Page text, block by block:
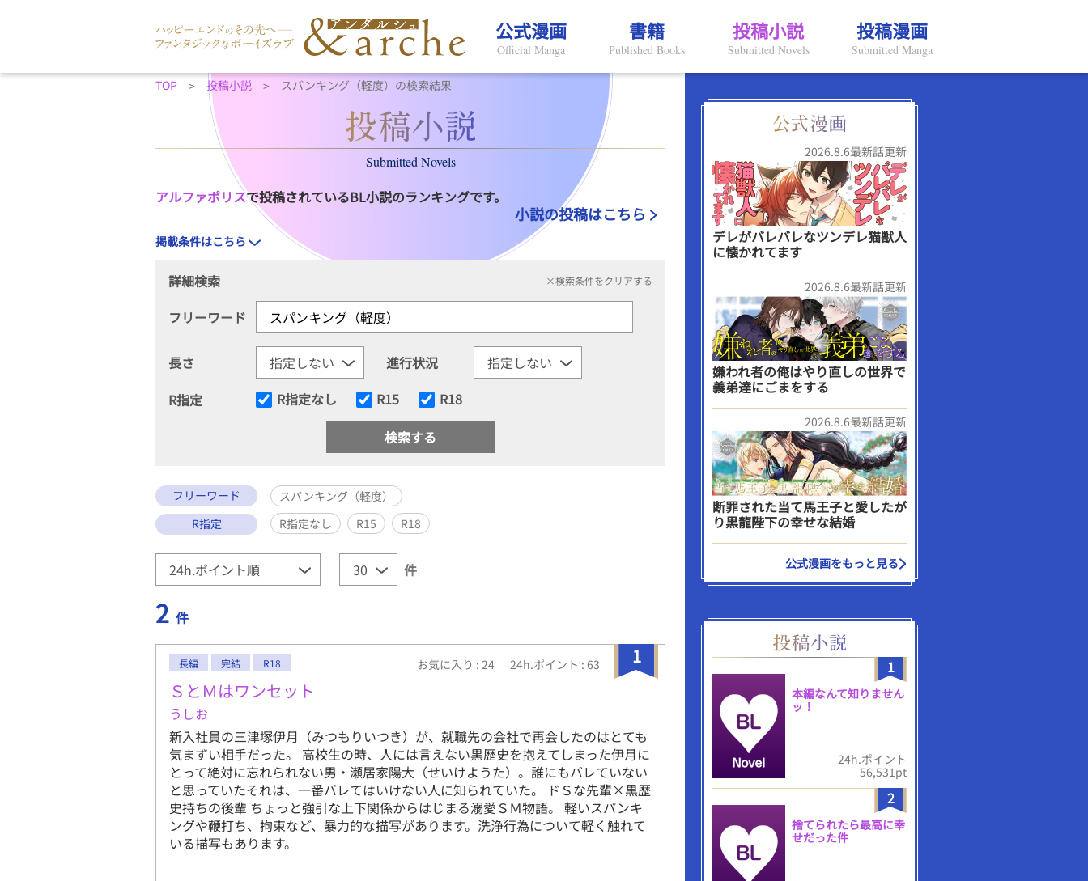
公式漫画
Official Manga
書籍
Published Books
投稿小説
Submitted Novels
投稿漫画
Submitted Manga
TOP 投稿小説 スパンキング（軽度）の検索結果
Submitted Novels
アルファポリスで投稿されているBL小説のランキングです。
小説の投稿はこちら
掲載条件はこちら
詳細検索 ×検索条件をクリアする
フリーワード
長さ
進行状況
R指定
R指定なし R15 R18
フリーワード
スパンキング（軽度）
R指定
R指定なし R15 R18
件
2 件
1
長編 完結 R18 お気に入り : 24 24h.ポイント : 63
ＳとＭはワンセット
うしお
新入社員の三津塚伊月（みつもりいつき）が、就職先の会社で再会したのはとても
気まずい相手だった。 高校生の時、人には言えない黒歴史を抱えてしまった伊月に
とって絶対に忘れられない男・瀬居家陽大（せいけようた）。誰にもバレていない
と思っていたそれは、一番バレてはいけない人に知られていた。 ドＳな先輩×黒歴
史持ちの後輩 ちょっと強引な上下関係からはじまる溺愛ＳＭ物語。 軽いスパンキ
ングや鞭打ち、拘束など、暴力的な描写があります。洗浄行為について軽く触れて
いる描写もあります。
2026.8.6最新話更新
デレがバレバレなツンデレ猫獣人
に懐かれてます
2026.8.6最新話更新
嫌われ者の俺はやり直しの世界で
義弟達にごまをする
2026.8.6最新話更新
断罪された当て馬王子と愛したが
り黒龍陛下の幸せな結婚
公式漫画をもっと見る
1
本編なんて知りません
ッ！
24h.ポイント
56,531pt
2
捨てられたら最高に幸
せだった件